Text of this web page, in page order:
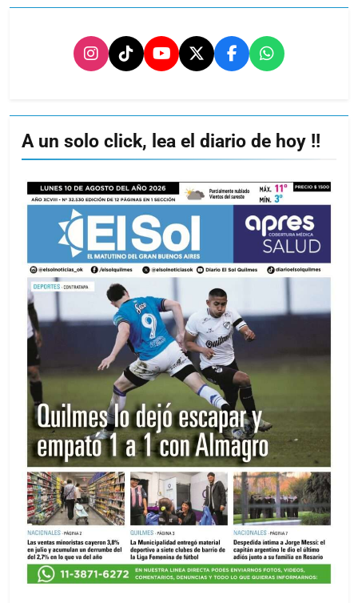
A un solo click, lea el diario de hoy !!